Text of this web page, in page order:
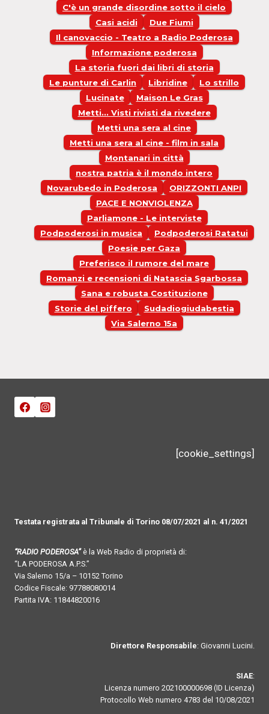
C'è un grande disordine sotto il cielo
Casi acidi
Due Fiumi
Il canovaccio - Teatro a Radio Poderosa
Informazione poderosa
La storia fuori dai libri di storia
Le punture di Carlin
Libridine
Lo strillo
Lucinate
Maison Le Gras
Metti... Visti rivisti da rivedere
Metti una sera al cine
Metti una sera al cine - film in sala
Montanari in città
nostra patria è il mondo intero
Novarubedo in Poderosa
ORIZZONTI ANPI
PACE E NONVIOLENZA
Parliamone - Le interviste
Podpoderosi in musica
Podpoderosi Ratatui
Poesie per Gaza
Preferisco il rumore del mare
Romanzi e recensioni di Natascia Sgarbossa
Sana e robusta Costituzione
Storie del piffero
Sudadiogiudabestia
Via Salerno 15a
[cookie_settings]
Testata registrata al Tribunale di Torino 08/07/2021 al n. 41/2021
“RADIO PODEROSA”è la Web Radio di proprietà di:
“LA PODEROSA A.P.S.”
Via Salerno 15/a – 10152 Torino
Codice Fiscale: 97788080014
Partita IVA: 11844820016
Direttore Responsabile: Giovanni Lucini.
SIAE:
Licenza numero 202100000698 (ID Licenza)
Protocollo Web numero 4783 del 10/08/2021